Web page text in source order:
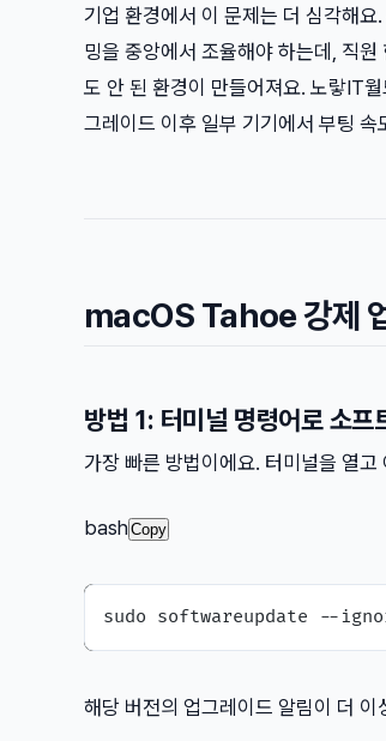
기업 환경에서 이 문제는 더 심각해
밍을 중앙에서 조율해야 하는데, 직
도 안 된 환경이 만들어져요. 노랗IT
그레이드 이후 일부 기기에서 부팅
macOS Tahoe 강제
방법 1: 터미널 명령어로 소프
가장 빠른 방법이에요. 터미널을 열
bashCopy
sudo softwareupdate --
해당 버전의 업그레이드 알림이 더